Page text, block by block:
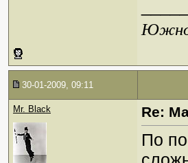
30-01-2009, 09:11
Mr. Black Re:
По